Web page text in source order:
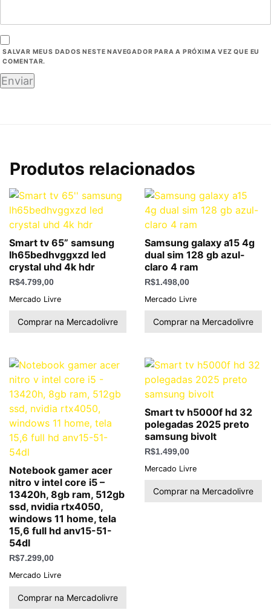
SALVAR MEUS DADOS NESTE NAVEGADOR PARA A PRÓXIMA VEZ QUE EU
COMENTAR.
Produtos relacionados
Smart tv 65” samsung
lh65bedhvggxzd led
crystal uhd 4k hdr
R$4.799,00
Mercado Livre
Comprar na Mercadolivre
Samsung galaxy a15 4g
dual sim 128 gb azul-
claro 4 ram
R$1.498,00
Mercado Livre
Comprar na Mercadolivre
Notebook gamer acer
nitro v intel core i5 –
13420h, 8gb ram, 512gb
ssd, nvidia rtx4050,
windows 11 home, tela
15,6 full hd anv15-51-
54dl
R$7.299,00
Mercado Livre
Comprar na Mercadolivre
Smart tv h5000f hd 32
polegadas 2025 preto
samsung bivolt
R$1.499,00
Mercado Livre
Comprar na Mercadolivre